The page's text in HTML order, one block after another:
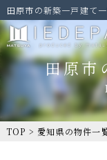
田原市の新築一戸建て
TOP > 愛知県の物件一
田原市